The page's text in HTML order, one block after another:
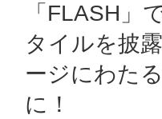
「FLASH」
タイルを披
ージにわた
に！